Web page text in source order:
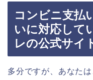
コンビニ支払
いに対応して
レの公式サイ
多分ですが、あなた